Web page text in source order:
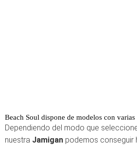
Beach Soul dispone de modelos con varias
Dependiendo del modo que
nuestra Jamigan podemos conseguir